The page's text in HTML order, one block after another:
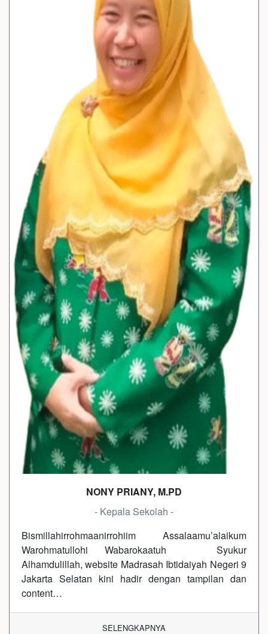
NONY PRIANY, M.PD
- Kepala Sekolah -
Bismillahirrohmaanirrohiim Assalaamu’alaikum
Warohmatullohi Wabarokaatuh Syukur
Alhamdulillah, website Madrasah Ibtidaiyah Negeri 9
Jakarta Selatan kini hadir dengan tampilan dan
content…
SELENGKAPNYA